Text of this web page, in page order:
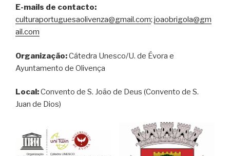
E-mails de contacto:
culturaportuguesaolivenza@gmail.com; joaobrigola@gm
ail.com
Organização:Cátedra Unesco/U. de Évora e
Ayuntamento de Olivença
Local:Convento de S. João de Deus (Convento de S.
Juan de Dios)